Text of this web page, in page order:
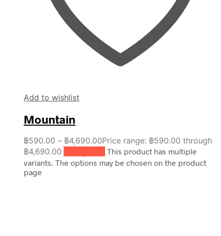
Add to wishlist
Mountain
฿590.00 – ฿4,690.00Price range: ฿590.00 through
฿4,690.00
This product has multiple
variants. The options may be chosen on the product
page